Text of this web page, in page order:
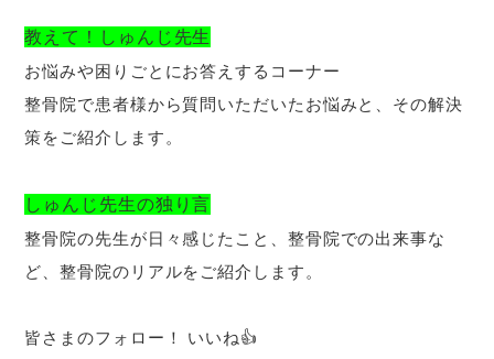
教えて！しゅんじ先生
お悩みや困りごとにお答えするコーナー
整骨院で患者様から質問いただいたお悩みと、その解決
策をご紹介します。
しゅんじ先生の独り言
整骨院の先生が日々感じたこと、整骨院での出来事な
ど、整骨院のリアルをご紹介します。
皆さまのフォロー！ いいね👍